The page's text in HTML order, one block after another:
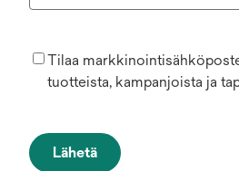
Tilaa
tuotteista, kampanjoista ja
Lähetä